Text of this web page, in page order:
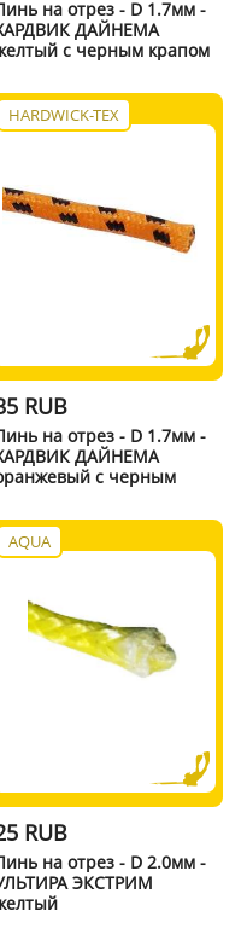
на отрез - D 1.7мм -
ДАЙНЕМА
с черным крапом
HARDWICK-TEX
RUB
на отрез - D 1.7мм -
ДАЙНЕМА
с черным
AQUA
RUB
на отрез - D 2.0мм -
ЭКСТРИМ